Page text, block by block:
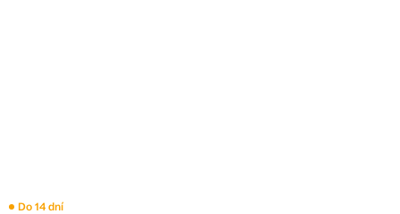
Do 14 dní